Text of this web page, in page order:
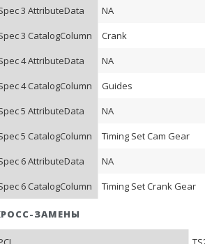
3 AttributeData
NA
3 CatalogColumn
Crank
4 AttributeData
NA
4 CatalogColumn
Guides
5 AttributeData
NA
5 CatalogColumn
Timing Set Cam Gear
6 AttributeData
NA
6 CatalogColumn
Timing Set Crank Gear
ЗАМЕНЫ